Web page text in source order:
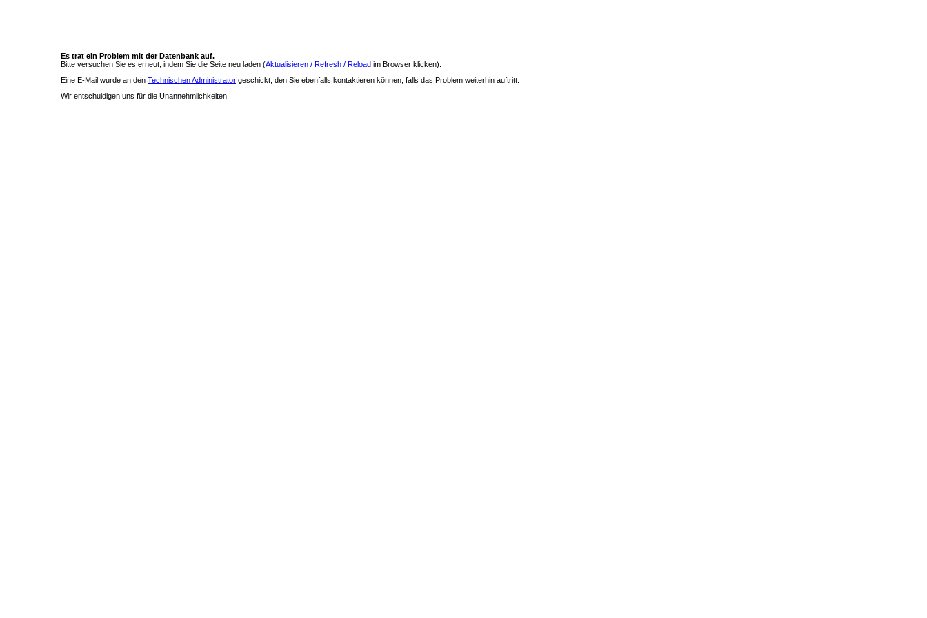
Es trat ein Problem mit der Datenbank auf.
Bitte versuchen Sie es erneut, indem Sie die Seite neu laden (Aktualisieren / Refresh / Reload im Browser klicken).
Eine E-Mail wurde an den Technischen Administrator geschickt, den Sie ebenfalls kontaktieren können, falls das Problem weiterhin auftritt.
Wir entschuldigen uns für die Unannehmlichkeiten.